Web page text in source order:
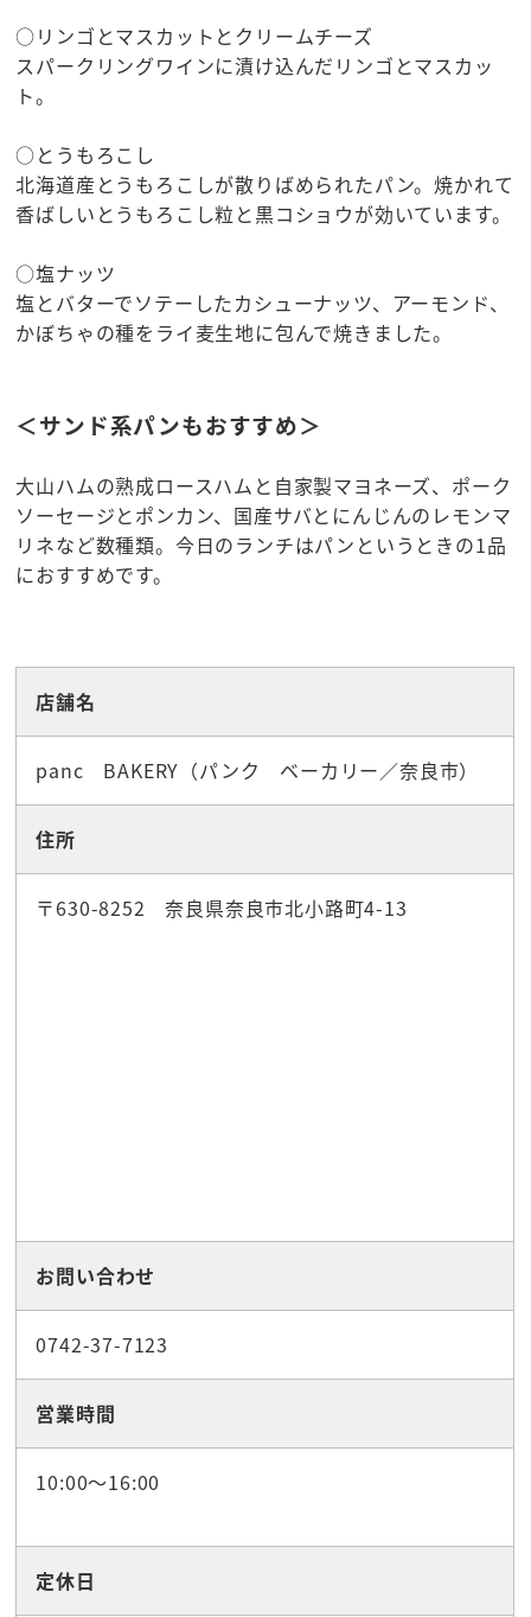
○リンゴとマスカットとクリームチーズ
スパークリングワインに漬け込んだリンゴとマスカッ
ト。
○とうもろこし
北海道産とうもろこしが散りばめられたパン。焼かれて
香ばしいとうもろこし粒と黒コショウが効いています。
○塩ナッツ
塩とバターでソテーしたカシューナッツ、アーモンド、
かぼちゃの種をライ麦生地に包んで焼きました。
＜サンド系パンもおすすめ＞
大山ハムの熟成ロースハムと自家製マヨネーズ、ポーク
ソーセージとポンカン、国産サバとにんじんのレモンマ
リネなど数種類。今日のランチはパンというときの1品
におすすめです。
店舗名
panc BAKERY（パンク ベーカリー／奈良市）
住所
〒630-8252 奈良県奈良市北小路町4-13
お問い合わせ
0742-37-7123
営業時間
10:00～16:00
定休日